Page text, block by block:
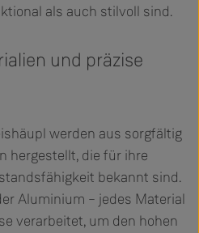
als auch stilvoll sind.
und präzise
werden aus sorgfältig
hergestellt, die für ihre
bekannt sind.
Aluminium – jedes Material
verarbeitet, um den hohen